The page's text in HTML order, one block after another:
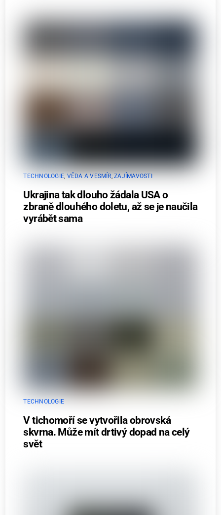
TECHNOLOGIE, VĚDA A VESMÍR,ZAJÍMAVOSTI
Ukrajina tak dlouho žádala USA o
zbraně dlouhého doletu, až se je naučila
vyrábět sama
TECHNOLOGIE
V tichomoří se vytvořila obrovská
skvrna. Může mít drtivý dopad na celý
svět